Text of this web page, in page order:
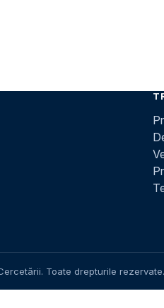
Toate drepturile rezervate.